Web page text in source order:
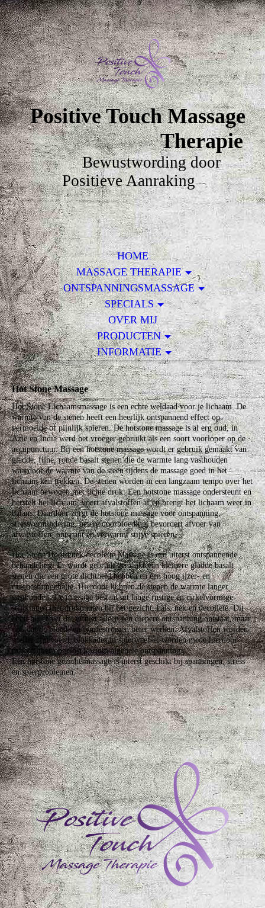
Positive Touch Massage
Therapie
Bewustwording door
Positieve Aanraking
HOME
MASSAGE THERAPIE
ONTSPANNINGSMASSAGE
SPECIALS
OVER MIJ
PRODUCTEN
INFORMATIE
Hot Stone Massage
Hot Stone Lichaamsmassage is een echte weldaad voor je lichaam. De
warmte van de stenen heeft een heerlijk ontspannend effect op
vermoeide of pijnlijk spieren. De hotstone massage is al erg oud, in
Azië en India werd het vroeger gebruikt als een soort voorloper op de
accupunctuur. Bij een hotstone massage wordt er gebruik gemaakt van
gladde, fijne, ronde basalt stenen die de warmte lang vasthouden
waardoor de warmte van de steen tijdens de massage goed in het
lichaam kan trekken. De stenen worden in een langzaam tempo over het
lichaam bewogen met lichte druk. Een hotstone massage ondersteunt en
herstelt het lichaam, voert afvalstoffen af en brengt het lichaam weer in
balans. Daardoor zorgt de hotstone massage voor ontspanning,
stressvermindering, betere doorbloeding, bevordert afvoer van
afvalstoffen, ontspant en verwarmt stijve spieren.
Hot Stone Hoofd/nek/decoletté Massage is een uiterst ontspannende
behandeling. Er wordt gebruik gemaakt van kleinere gladde basalt
stenen die een grote dichtheid hebben en een hoog ijzer- en
magnesiumgehalte. Hierdoor kunnen de stenen de warmte langer
vasthouden. De massage bestaat uit lange rustige en cirkelvormige
strijkingen met drukpunten bij het gezicht, hals, nek en decolleté. Dit
heeft als effect dat er niet alleen een diepere ontspanning ontstaat, maar
ook dat de bloed- en lymfestromen beter werken. Afvalstoffen worden
sneller afgevoerd, blokkades in spierweefsel worden mede hierdoor
makkelijker opgelost kortom algehele ontspanning.
Een hotstone gezichtsmassage is uiterst geschikt bij spanningen, stress
en spierproblemen.